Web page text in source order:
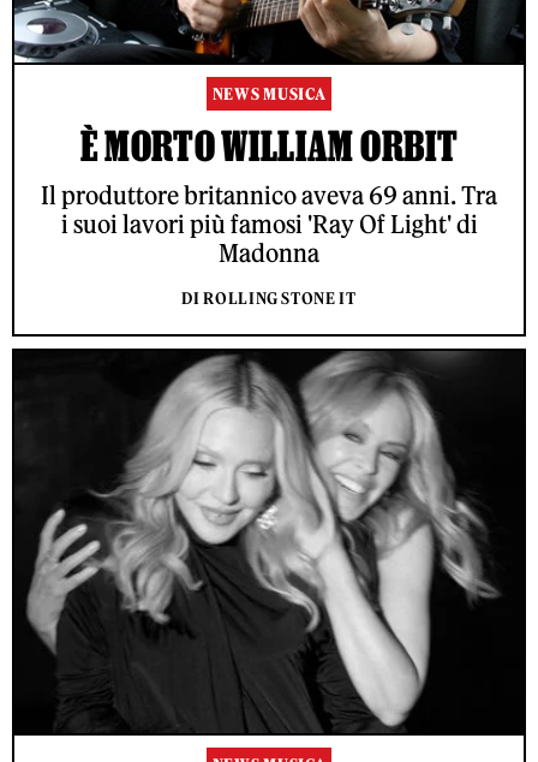
NEWS MUSICA
È MORTO WILLIAM ORBIT
Il produttore britannico aveva 69 anni. Tra
i suoi lavori più famosi 'Ray Of Light' di
Madonna
DI ROLLING STONE IT